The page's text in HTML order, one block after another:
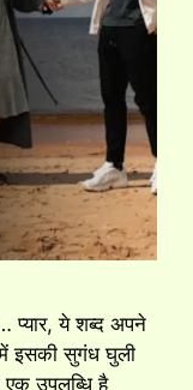
ये शब्द अपने
इसकी सुगंध घुली
एक उपलब्धि है